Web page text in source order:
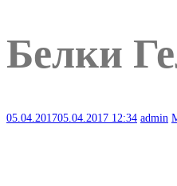
Белки
05.04.201705.04.2017 12:34 admin